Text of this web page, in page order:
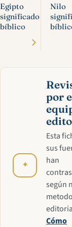
Egipto
significado
bíblico
Nilo
✦
por
Esta
sus
han
según
Cómo